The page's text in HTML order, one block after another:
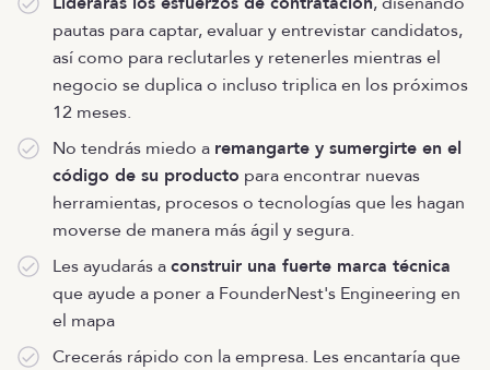
pautas para captar, evaluar y entrevistar candidatos,
así como para reclutarles y retenerles mientras el
negocio se duplica o incluso triplica en los próximos
12 meses.
No tendrás miedo a remangarte y sumergirte en el
código de su producto para encontrar nuevas
herramientas, procesos o tecnologías que les hagan
moverse de manera más ágil y segura.
Les ayudarás aconstruir una fuerte marca técnica
que ayude a poner a FounderNest's Engineering en
el mapa
Crecerás rápido con la empresa. Les encantaría que